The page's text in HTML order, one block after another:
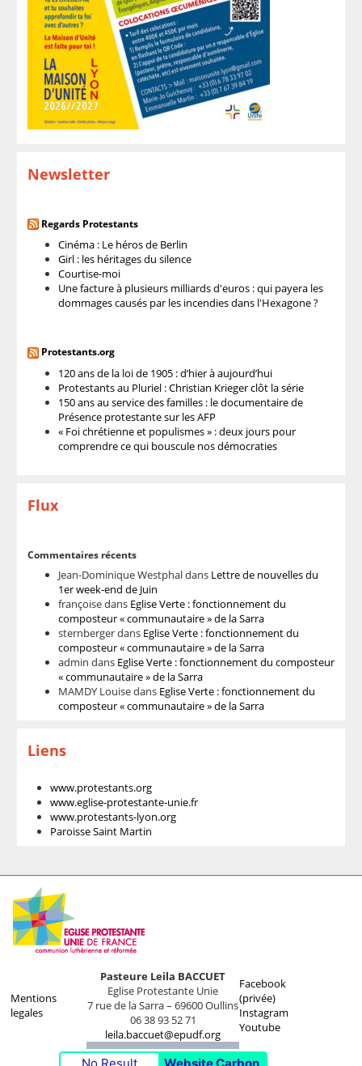
Newsletter
Regards Protestants
Cinéma : Le héros de Berlin
Girl : les héritages du silence
Courtise-moi
Une facture à plusieurs milliards d'euros : qui payera les
dommages causés par les incendies dans l'Hexagone ?
Protestants.org
120 ans de la loi de 1905 : d’hier à aujourd’hui
Protestants au Pluriel : Christian Krieger clôt la série
150 ans au service des familles : le documentaire de
Présence protestante sur les AFP
« Foi chrétienne et populismes » : deux jours pour
comprendre ce qui bouscule nos démocraties
Flux
Commentaires récents
Jean-Dominique Westphaldans Lettre de nouvelles du
1er week-end de Juin
françoisedans Eglise Verte : fonctionnement du
composteur « communautaire » de la Sarra
sternbergerdans Eglise Verte : fonctionnement du
composteur « communautaire » de la Sarra
admin dans Eglise Verte : fonctionnement du composteur
« communautaire » de la Sarra
MAMDY Louisedans Eglise Verte : fonctionnement du
composteur « communautaire » de la Sarra
Liens
www.protestants.org
www.eglise-protestante-unie.fr
www.protestants-lyon.org
Paroisse Saint Martin
Mentions
legales
Pasteure Leila BACCUET
Eglise Protestante Unie
7 rue de la Sarra – 69600 Oullins
06 38 93 52 71
leila.baccuet@epudf.org
Facebook
(privée)
Instagram
Youtube